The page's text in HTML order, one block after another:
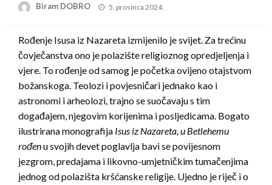
Biram DOBRO
Posted
5. prosinca 2024.
Rođenje Isusa iz Nazareta izmijenilo je svijet. Za trećinu
čovječanstva ono je polazište religioznog opredjeljenja i
vjere. To rođenje od samog je početka ovijeno otajstvom
božanskoga. Teolozi i povjesničari jednako kao i
astronomi i arheolozi, trajno se suočavaju s tim
događajem, njegovim korijenima i posljedicama. Bogato
ilustrirana monografija Isus iz Nazareta, u Betlehemu
rođenu svojih devet poglavlja bavi se povijesnom
jezgrom, predajama i likovno-umjetničkim tumačenjima
jednog od polazišta kršćanske religije. Ujedno je riječ i o